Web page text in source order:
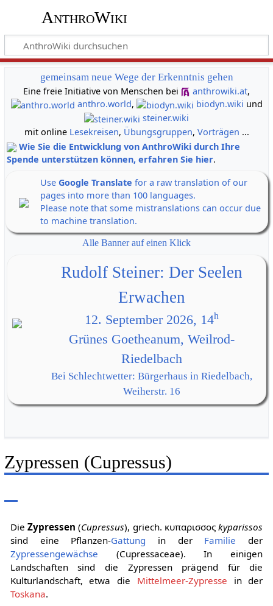
AnthroWiki
gemeinsam neue Wege der Erkenntnis gehen
Eine freie Initiative von Menschen bei
anthrowiki.at,
anthro.world, biodyn.wiki und
steiner.wiki
mit online Lesekreisen, Übungsgruppen, Vorträgen ...
Wie Sie die Entwicklung von AnthroWiki durch Ihre
Spende unterstützen können, erfahren Sie hier.
Use Google Translate for a raw translation of our
pages into more than 100 languages.
Please note that some mistranslations can occur due
to machine translation.
Alle Banner auf einen Klick
Rudolf Steiner: Der Seelen
Erwachen
12. September 2026, 14h
Grünes Goetheanum, Weilrod-
Riedelbach
Bei Schlechtwetter: Bürgerhaus in Riedelbach,
Weiherstr. 16
Zypressen (Cupressus)
DieZypressen (Cupressus), griech. κυπαρισσοςkyparissos
sind eine Pflanzen-Gattung in der Familie der
Zypressengewächse (Cupressaceae). In einigen
Landschaften sind die Zypressen prägend für die
Kulturlandschaft, etwa die Mittelmeer-Zypresse in der
Toskana.